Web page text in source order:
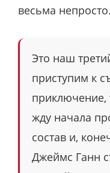
весьма непросто.
Это наш
приступим к
приключение,
жду начала
состав и,
Джеймс Ганн